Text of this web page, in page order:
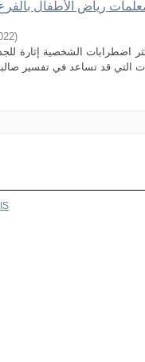
رياض الأطفال
)
الشخصية إثارة